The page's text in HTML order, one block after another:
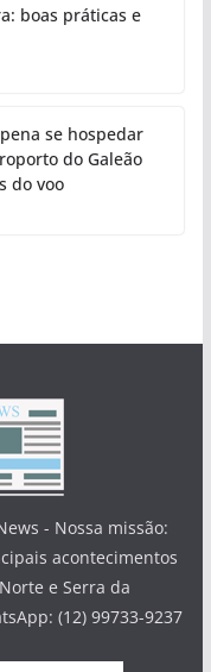
boas práticas e
se hospedar
do Galeão
do voo
- Nossa missão:
acontecimentos
e Serra da
(12) 99733-9237